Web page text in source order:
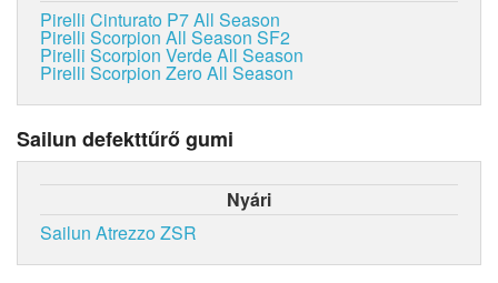
Pirelli Cinturato P7 All Season
Pirelli Scorpion All Season SF2
Pirelli Scorpion Verde All Season
Pirelli Scorpion Zero All Season
Sailun defekttűrő gumi
Nyári
Sailun Atrezzo ZSR